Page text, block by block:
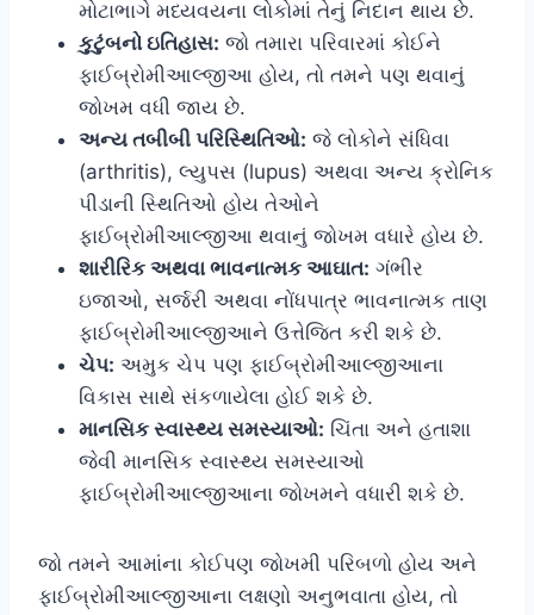
મોટાભાગે મધ્યવયના લોકોમાં તેનું નિદાન થાય છે.
કુટુંબનો ઇતિહાસ: જો તમારા પરિવારમાં કોઈને
ફાઈબ્રોમીઆલ્જીઆ હોય, તો તમને પણ થવાનું
જોખમ વધી જાય છે.
અન્ય તબીબી પરિસ્થિતિઓ: જે લોકોને સંધિવા
(arthritis), લ્યુપસ (lupus) અથવા અન્ય ક્રોનિક
પીડાની સ્થિતિઓ હોય તેઓને
ફાઈબ્રોમીઆલ્જીઆ થવાનું જોખમ વધારે હોય છે.
શારીરિક અથવા ભાવનાત્મક આઘાત: ગંભીર
ઇજાઓ, સર્જરી અથવા નોંધપાત્ર ભાવનાત્મક તાણ
ફાઈબ્રોમીઆલ્જીઆને ઉત્તેજિત કરી શકે છે.
ચેપ: અમુક ચેપ પણ ફાઈબ્રોમીઆલ્જીઆના
વિકાસ સાથે સંકળાયેલા હોઈ શકે છે.
માનસિક સ્વાસ્થ્ય સમસ્યાઓ: ચિંતા અને હતાશા
જેવી માનસિક સ્વાસ્થ્ય સમસ્યાઓ
ફાઈબ્રોમીઆલ્જીઆના જોખમને વધારી શકે છે.
જો તમને આમાંના કોઈપણ જોખમી પરિબળો હોય અને
ફાઈબ્રોમીઆલ્જીઆના લક્ષણો અનુભવાતા હોય, તો